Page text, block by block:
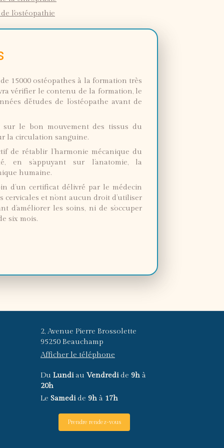
l'ostéopathie
15000 ostéopathes à la formation très
vérifier le contenu de la formation, le
d’études de l’ostéopathe avant de
sur le bon mouvement des tissus du
la circulation sanguine.
de rétablir l’harmonie mécanique du
en s’appuyant sur l’anatomie, la
humaine.
d’un certificat délivré par le médecin
et n’ont aucun droit d’utiliser
d’améliorer les soins, ni de s’occuper
six mois.
2, Avenue Pierre Brossolette
95250 Beauchamp
Afficher le téléphone
Du Lundiau Vendredide 9h à
20h
Le Samedide 9h à 17h
Prendre rendez-vous